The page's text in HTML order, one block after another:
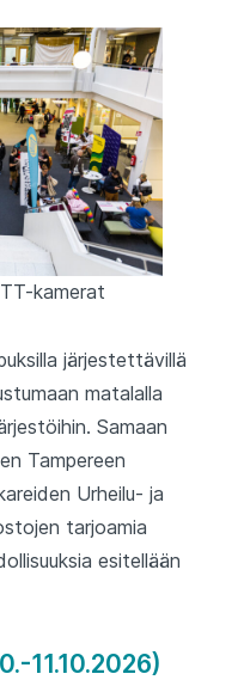
kamerat
järjestettävillä
matalalla
Samaan
Tampereen
Urheilu- ja
tarjoamia
esitellään
11.10.2026)